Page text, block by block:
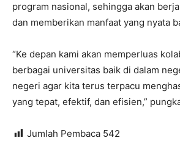
program nasional, sehingga akan
dan memberikan manfaat yang nyata
“Ke depan kami akan memperluas
berbagai universitas baik di dalam
negeri agar kita terus terpacu
yang tepat, efektif, dan efisien,”
Jumlah Pembaca 542